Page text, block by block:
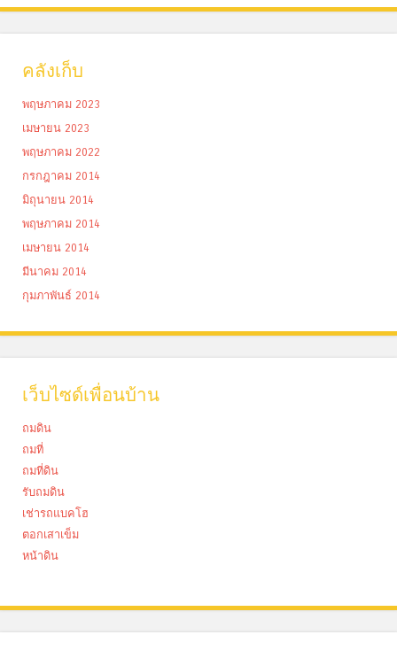
คลังเก็บ
พฤษภาคม 2023
เมษายน 2023
พฤษภาคม 2022
กรกฎาคม 2014
มิถุนายน 2014
พฤษภาคม 2014
เมษายน 2014
มีนาคม 2014
กุมภาพันธ์ 2014
เว็บไซด์เพื่อนบ้าน
ถมดิน
ถมที่
ถมที่ดิน
รับถมดิน
เช่ารถแบคโฮ
ตอกเสาเข็ม
หน้าดิน